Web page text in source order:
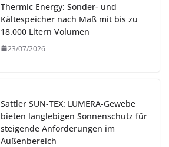
Thermic Energy: Sonder- und
Kältespeicher nach Maß mit bis zu
18.000 Litern Volumen
23/07/2026
Sattler SUN-TEX: LUMERA-Gewebe
bieten langlebigen Sonnenschutz für
steigende Anforderungen im
Außenbereich